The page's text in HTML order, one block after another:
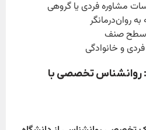
فردی یا گروهی
صنف
و خانوادگی
تخصصی با